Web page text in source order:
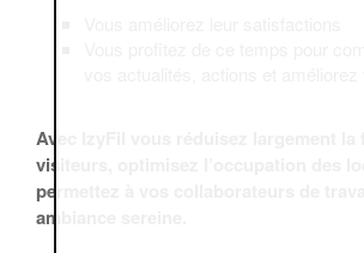
Avec IzyFil vous réduisez largement
visiteurs, optimisez l’occupation des
permettez à vos collaborateurs de
ambiance sereine.